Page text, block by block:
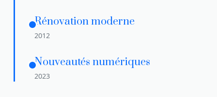
Rénovation moderne
2012
Nouveautés numériques
2023